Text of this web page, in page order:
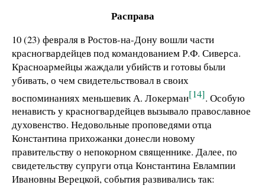
Расправа
10 (23) февраля в Ростов-на-Дону вошли части
красногвардейцев под командованием Р.Ф. Сиверса.
Красноармейцы жаждали убийств и готовы были
убивать, о чем свидетельствовал в своих
воспоминаниях меньшевик А. Локерман[14]. Особую
ненависть у красногвардейцев вызывало православное
духовенство. Недовольные проповедями отца
Константина прихожанки донесли новому
правительству о непокорном священнике. Далее, по
свидетельству супруги отца Константина Евлампии
Ивановны Верецкой, события развивались так: